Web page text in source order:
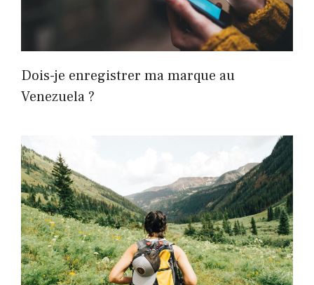
Dois-je enregistrer ma marque au
Venezuela ?